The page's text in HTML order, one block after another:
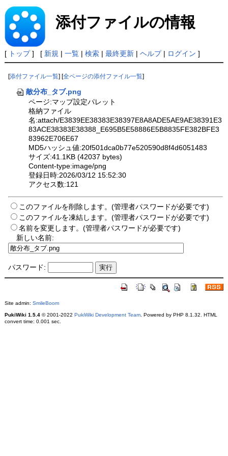
添付ファイルの情報
[ トップ] [ 新規 | 一覧| 検索| 最終更新| ヘルプ| ログイン ]
[添付ファイル一覧] [全ページの添付ファイル一覧]
敵分布_タブ.png
ページ:マップ設定パレット
格納ファイル
名:attach/E3839EE38383E38397E8A8ADE5AE9AE38391E3
83ACE38383E38388_E695B5E58886E5B8835FE382BFE3
83962E706E67
MD5ハッシュ値:20f501dca0b77e520590d8f4d6051483
サイズ:41.1KB (42037 bytes)
Content-type:image/png
登録日時:2026/03/12 15:52:30
アクセス数:121
このファイルを削除します。(管理者パスワードが必要です)
このファイルを凍結します。(管理者パスワードが必要です)
名前を変更します。(管理者パスワードが必要です)
新しい名前:
パスワード:
Site admin: SmileBoom
PukiWiki 1.5.4© 2001-2022 PukiWiki Development Team. Powered by PHP 8.1.32. HTML
convert time: 0.001 sec.